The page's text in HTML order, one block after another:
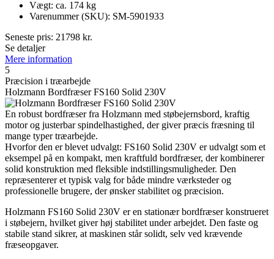
Vægt: ca. 174 kg
Varenummer (SKU): SM-5901933
Seneste pris: 21798 kr.
Se detaljer
Mere information
5
Præcision i træarbejde
Holzmann Bordfræser FS160 Solid 230V
En robust bordfræser fra Holzmann med støbejernsbord, kraftig
motor og justerbar spindelhastighed, der giver præcis fræsning til
mange typer træarbejde.
Hvorfor den er blevet udvalgt: FS160 Solid 230V er udvalgt som et
eksempel på en kompakt, men kraftfuld bordfræser, der kombinerer
solid konstruktion med fleksible indstillingsmuligheder. Den
repræsenterer et typisk valg for både mindre værksteder og
professionelle brugere, der ønsker stabilitet og præcision.
Holzmann FS160 Solid 230V er en stationær bordfræser konstrueret
i støbejern, hvilket giver høj stabilitet under arbejdet. Den faste og
stabile stand sikrer, at maskinen står solidt, selv ved krævende
fræseopgaver.